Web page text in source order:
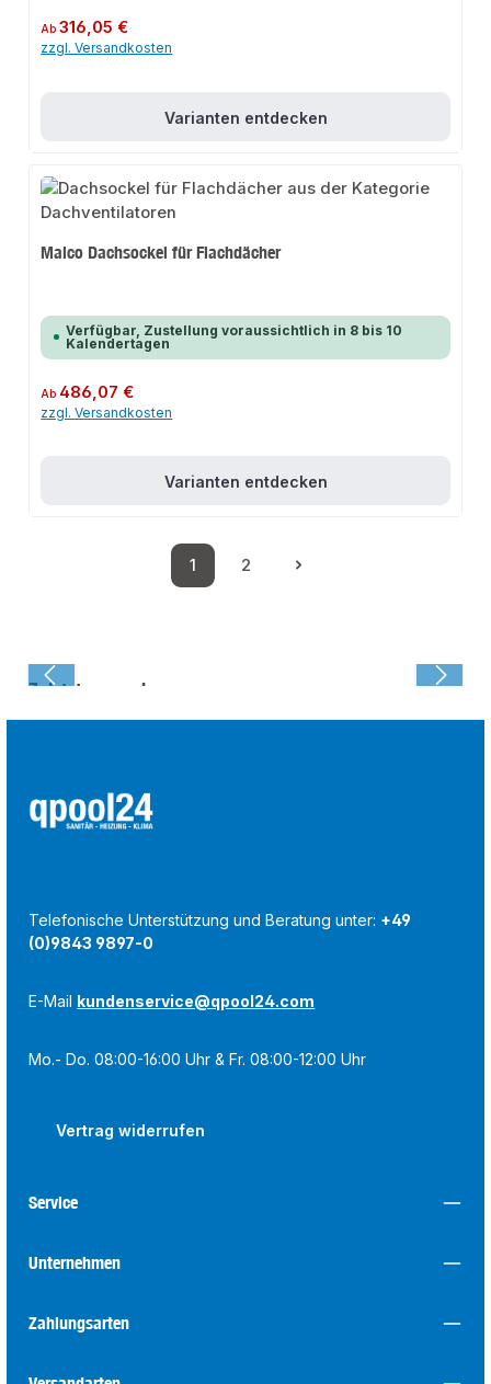
Regulärer Preis:
Ab316,05 €
zzgl. Versandkosten
Varianten entdecken
Maico Dachsockel für Flachdächer
Verfügbar, Zustellung voraussichtlich in 8 bis 10
Kalendertagen
Regulärer Preis:
Ab 486,07 €
zzgl. Versandkosten
Varianten entdecken
Seite
1
Seite
2
Zuletzt angesehen:
Telefonische Unterstützung und Beratung unter: +49
(0)9843 9897-0
E-Mail kundenservice@qpool24.com
Mo.- Do. 08:00-16:00 Uhr & Fr. 08:00-12:00 Uhr
Vertrag widerrufen
Service
Unternehmen
Zahlungsarten